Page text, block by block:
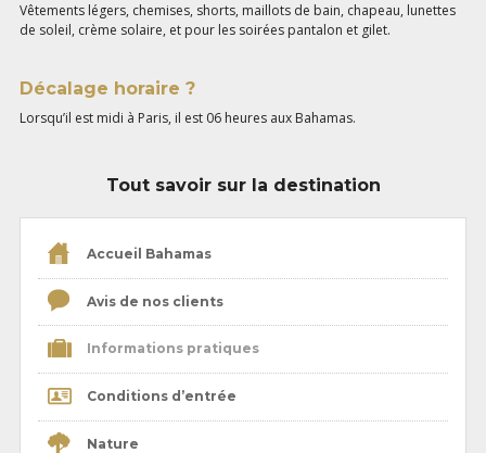
Vêtements légers, chemises, shorts, maillots de bain, chapeau, lunettes
de soleil, crème solaire, et pour les soirées pantalon et gilet.
Décalage horaire ?
Lorsqu’il est midi à Paris, il est 06 heures aux Bahamas.
Tout savoir sur la destination
Accueil Bahamas
Avis de nos clients
Informations pratiques
Conditions d’entrée
Nature